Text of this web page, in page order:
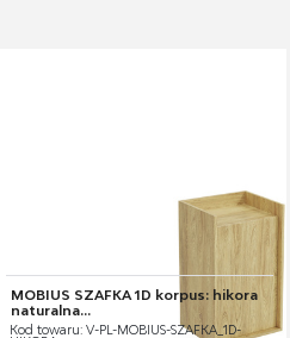
MOBIUS SZAFKA 1D korpus: hikora
naturalna...
Kod towaru: V-PL-MOBIUS-SZAFKA_1D-